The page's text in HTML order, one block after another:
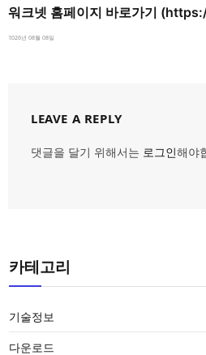
워크넷 홈페이지 바로가기
2026년 08월 08일
LEAVE A REPLY
댓글을 달기 위해서는 로그인해야
카테고리
기술정보
다운로드